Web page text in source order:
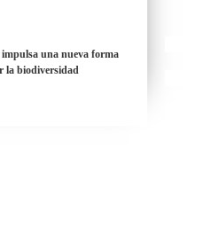
una nueva forma
la biodiversidad